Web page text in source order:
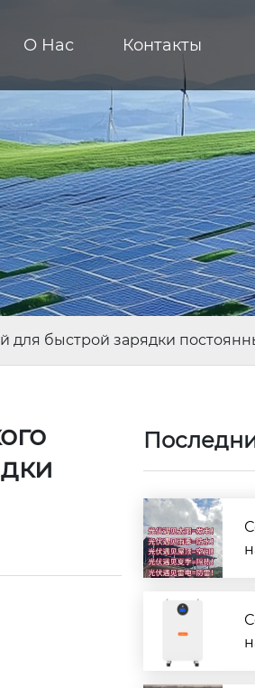
О Нас Контакты
для быстрой зарядки